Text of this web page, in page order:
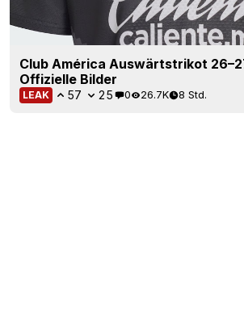
Club América Auswärtstrikot
Offizielle Bilder
LEAK 57 25 0 26.7K 8 Std.